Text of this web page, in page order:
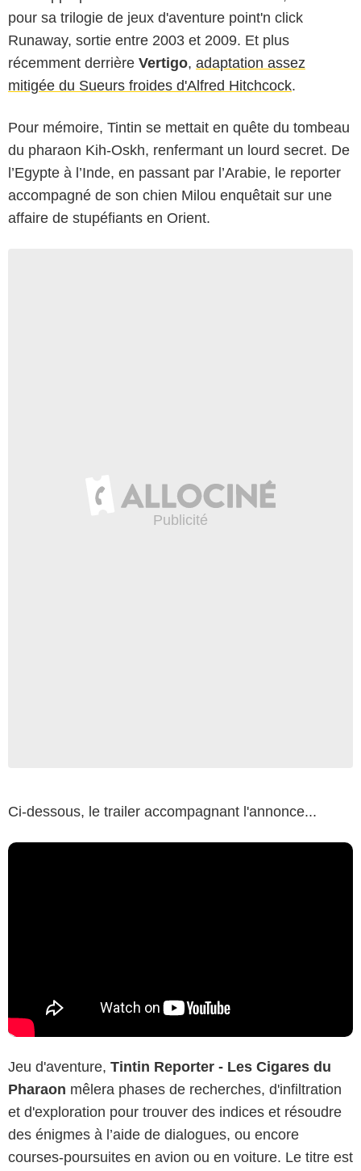
pour sa trilogie de jeux d'aventure point'n click
Runaway, sortie entre 2003 et 2009. Et plus
récemment derrière Vertigo, adaptation assez
mitigée du Sueurs froides d'Alfred Hitchcock.
Pour mémoire, Tintin se mettait en quête du tombeau
du pharaon Kih-Oskh, renfermant un lourd secret. De
l’Egypte à l’Inde, en passant par l’Arabie, le reporter
accompagné de son chien Milou enquêtait sur une
affaire de stupéfiants en Orient.
Ci-dessous, le trailer accompagnant l'annonce...
Jeu d'aventure, Tintin Reporter - Les Cigares du
Pharaon mêlera phases de recherches, d'infiltration
et d'exploration pour trouver des indices et résoudre
des énigmes à l’aide de dialogues, ou encore
courses-poursuites en avion ou en voiture. Le titre est